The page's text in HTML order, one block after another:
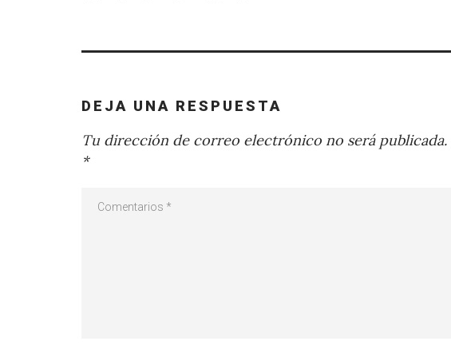
DEJA UNA RESPUESTA
Tu dirección de correo electrónico no será publicada.
*